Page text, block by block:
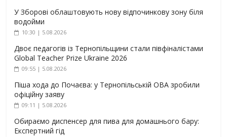
У Зборові облаштовують нову відпочинкову зону біля
водойми
10:30 | 5.08.2026
Двоє педагогів із Тернопільщини стали півфіналістами
Global Teacher Prize Ukraine 2026
09:55 | 5.08.2026
Піша хода до Почаєва: у Тернопільській ОВА зробили
офіційну заяву
09:11 | 5.08.2026
Обираємо диспенсер для пива для домашнього бару:
Експертний гід